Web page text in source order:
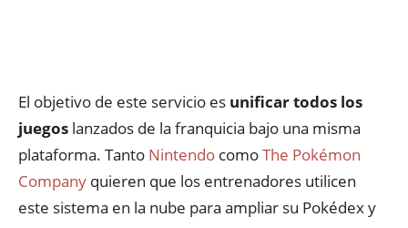
El objetivo de este servicio es unificar todos los
juegos lanzados de la franquicia bajo una misma
plataforma. Tanto Nintendo comoThe Pokémon
Company quieren que los entrenadores utilicen
este sistema en la nube para ampliar su Pokédex y